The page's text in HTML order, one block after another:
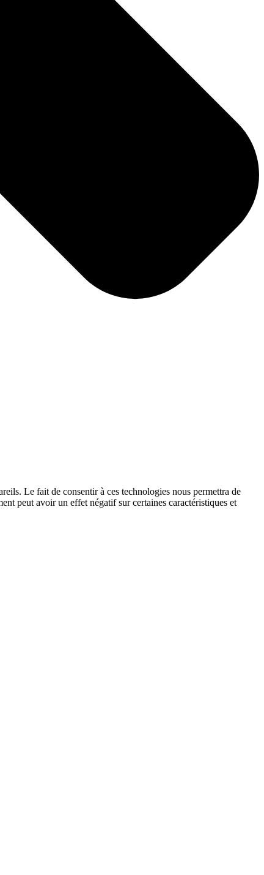
Le fait de consentir à ces technologies nous permettra de
peut avoir un effet négatif sur certaines caractéristiques et